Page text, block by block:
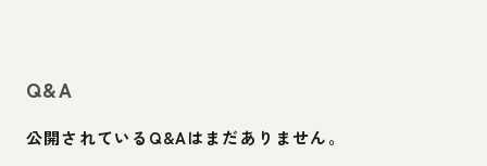
Q&A
公開されているQ&Aはまだありません。